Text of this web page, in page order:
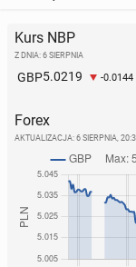
Kurs NBP
Z DNIA: 6 SIERPNIA
GBP5.0219 -0.0144
Forex
AKTUALIZACJA: 6 SIERPNIA,